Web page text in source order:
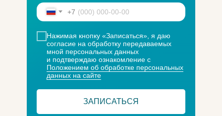
+7
Нажимая кнопку «Записаться», я даю
согласие на обработку передаваемых
мной персональных данных
и подтверждаю ознакомление с
Положением об обработке персональных
данных на сайте
ЗАПИСАТЬСЯ